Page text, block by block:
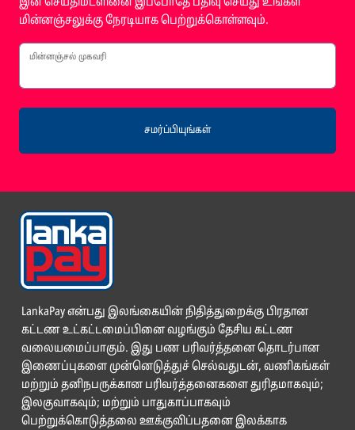
மின்னஞ்சலுக்கு நேரடியாக பெற்றுக்கொள்ளவும்.
மின்னஞ்சல் முகவரி
சமர்ப்பியுங்கள்
LankaPay என்பது இலங்கையின் நிதித்துறைக்கு பிரதான
கட்டண உட்கட்டமைப்பினை வழங்கும் தேசிய கட்டண
வலையமைப்பாகும். இது பண பரிவர்த்தனை தொடர்பான
இணைப்புகளை முன்னெடுத்துச் செல்வதுடன், வணிகங்கள்
மற்றும் தனிநபருக்கான பரிவர்த்தனைகளை துரிதமாகவும்;
இலகுவாகவும்; மற்றும் பாதுகாப்பாகவும்
பெற்றுக்கொடுத்தலை ஊக்குவிப்பதனை இலக்காக